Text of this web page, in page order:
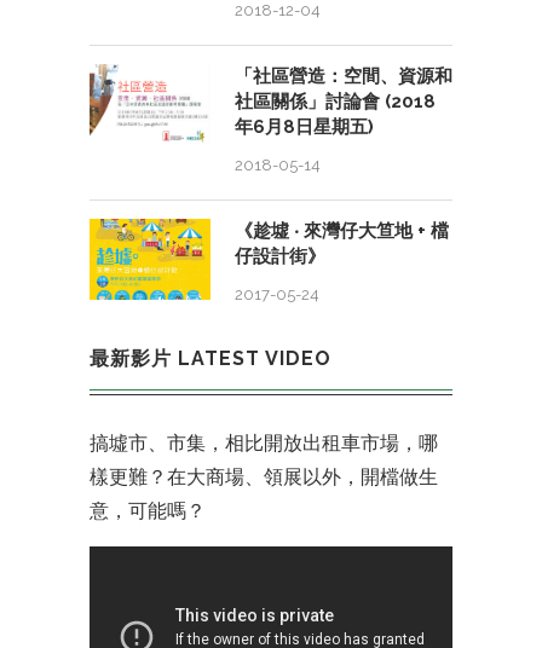
2018-12-04
「社區營造：空間、資源和
社區關係」討論會 (2018
年6月8日星期五)
2018-05-14
《趁墟 ‧ 來灣仔大笪地 + 檔
仔設計街》
2017-05-24
最新影片 LATEST VIDEO
搞墟市、市集，相比開放出租車市場，哪
樣更難？在大商場、領展以外，開檔做生
意，可能嗎？